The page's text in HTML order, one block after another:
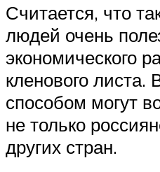
Считается, что
людей очень
экономического
кленового листа.
способом могут
не только
других стран.